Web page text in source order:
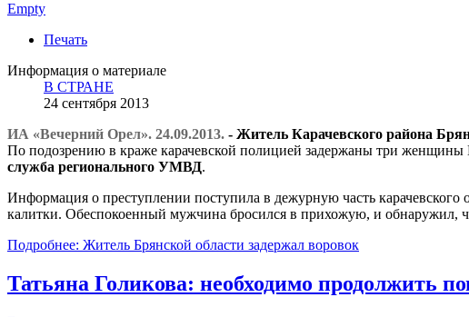
Empty
Печать
Информация о материале
В СТРАНЕ
24 сентября 2013
ИА «Вечерний Орел». 24.09.2013. - Житель Карачевского района
По подозрению в краже карачевской полицией задержаны три
служба регионального УМВД.
Информация о преступлении поступила в дежурную часть
калитки. Обеспокоенный мужчина бросился в прихожую, и обнаружил,
Подробнее: Житель Брянской области задержал воровок
Татьяна Голикова: необходимо продолжить